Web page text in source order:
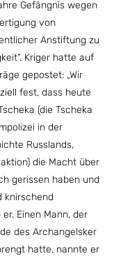
Gefängnis wegen
von
Anstiftung zu
Kriger hatte auf
gepostet: „Wir
fest, dass heute
(die Tscheka
in der
Russlands,
die Macht über
gerissen haben und
knirschend
Einen Mann, der
des Archangelsker
hatte, nannte er